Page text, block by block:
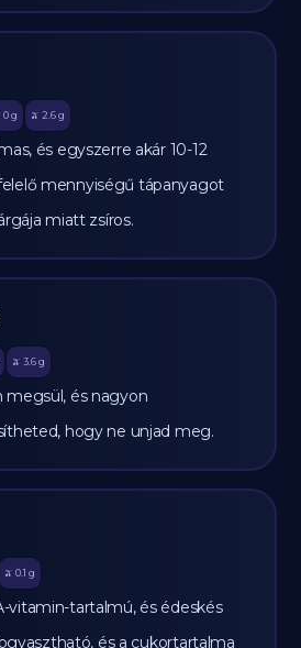
0g 🫒 2.6 g
és egyszerre akár 10-12
mennyiségű tápanyagot
miatt zsíros.
🫒 3.6 g
megsül, és nagyon
hogy ne unjad meg.
🫒 0.1 g
vitamin-tartalmú, és édeskés
és a cukortartalma